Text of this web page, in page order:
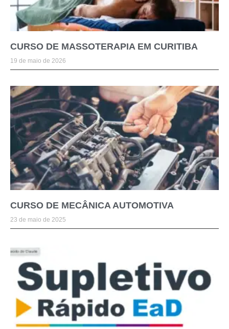
CURSO DE MASSOTERAPIA EM CURITIBA
19 de maio de 2026
CURSO DE MECÂNICA AUTOMOTIVA
23 de maio de 2025